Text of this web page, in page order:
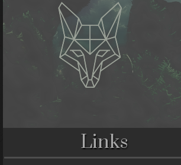
Links